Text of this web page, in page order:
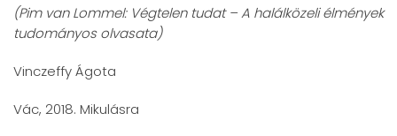
(Pim van Lommel: Végtelen tudat – A halálközeli élmények
tudományos olvasata)
Vinczeffy Ágota
Vác, 2018. Mikulásra